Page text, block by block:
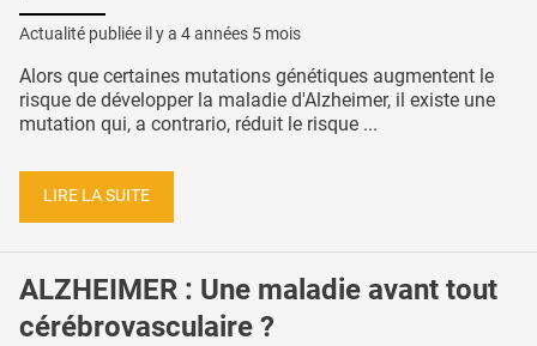
Actualité publiée il y a 4 années 5 mois
Alors que certaines mutations génétiques augmentent le
risque de développer la maladie d'Alzheimer, il existe une
mutation qui, a contrario, réduit le risque ...
LIRE LA SUITE
ALZHEIMER : Une maladie avant tout
cérébrovasculaire ?